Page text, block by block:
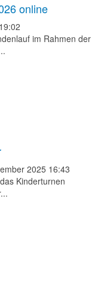
online
im Rahmen der
2025 16:43
Kinderturnen